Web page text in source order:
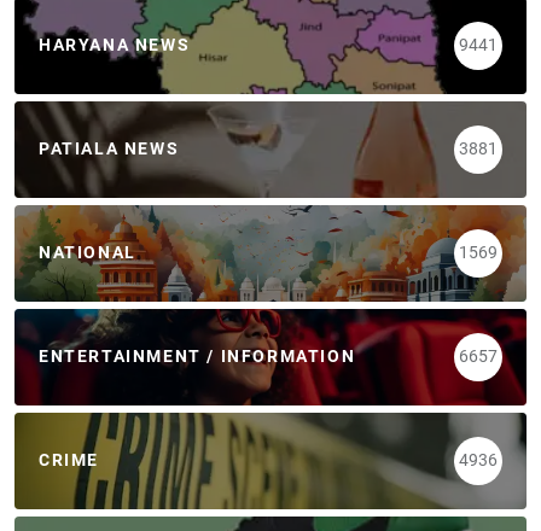
HARYANA NEWS 9441
PATIALA NEWS 3881
NATIONAL 1569
ENTERTAINMENT / INFORMATION 6657
CRIME 4936